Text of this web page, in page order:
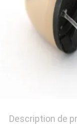
SITE
PRIVACY
POLICY
Description de